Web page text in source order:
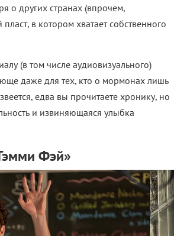
о других странах (впрочем,
в котором хватает собственного
(в том числе аудиовизуального)
даже для тех, кто о мормонах лишь
едва вы прочитаете хронику, но
и извиняющаяся улыбка
Фэй»